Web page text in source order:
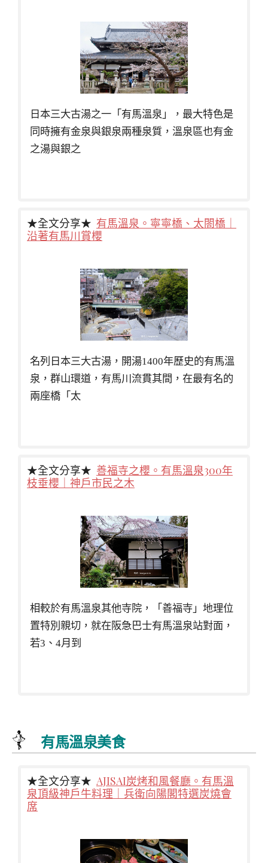
日本三大古湯之一「有馬溫泉」，最大特色是
同時擁有金泉與銀泉兩種泉質，溫泉區也有金
之湯與銀之
★全文分享★ 有馬溫泉。寧寧橋、太閤橋｜
沿著有馬川賞櫻
名列日本三大古湯，開湯1400年歷史的有馬溫
泉，群山環道，有馬川流貫其間，在最有名的
兩座橋「太
★全文分享★ 善福寺之櫻。有馬溫泉300年
枝垂櫻｜神戶市民之木
相較於有馬溫泉其他寺院，「善福寺」地理位
置特別親切，就在阪急巴士有馬溫泉站對面，
若3、4月到
有馬溫泉美食
★全文分享★ AJISAI炭烤和風餐廳。有馬溫
泉頂級神戶牛料理｜兵衛向陽閣特選炭燒會
席